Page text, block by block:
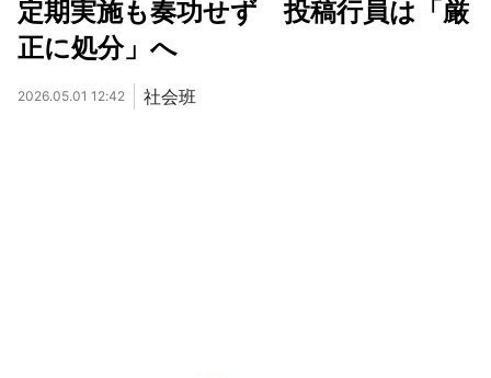
定期実施も奏功せず 投稿行員は「厳
正に処分」へ
2026.05.01 12:42 社会班